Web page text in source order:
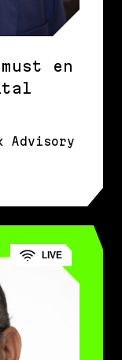
en
Advisory
LIVE